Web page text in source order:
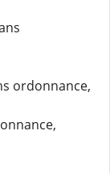
ordonnance,